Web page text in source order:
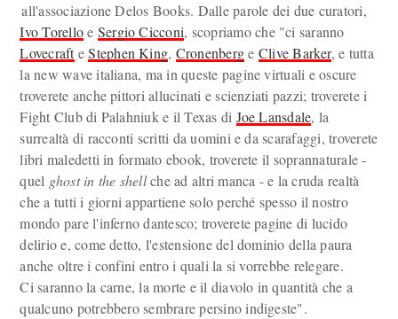
all'associazione Delos Books. Dalle parole dei due curatori,
Ivo Torelloe Sergio Cicconi, scopriamo che "ci saranno
LovecrafteStephen King, Cronenberge Clive Barker, e tutta
la new wave italiana, ma in queste pagine virtuali e oscure
troverete anche pittori allucinati e scienziati pazzi; troverete i
Fight Club di Palahniuk e il Texas di Joe Lansdale, la
surrealtà di racconti scritti da uomini e da scarafaggi, troverete
libri maledetti in formato ebook, troverete il soprannaturale -
quel ghost in the shellche ad altri manca - e la cruda realtà
che a tutti i giorni appartiene solo perché spesso il nostro
mondo pare l'inferno dantesco; troverete pagine di lucido
delirio e, come detto, l'estensione del dominio della paura
anche oltre i confini entro i quali la si vorrebbe relegare.
Ci saranno la carne, la morte e il diavolo in quantità che a
qualcuno potrebbero sembrare persino indigeste".